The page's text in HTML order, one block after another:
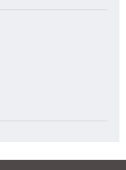
省部级一等奖、二等奖、